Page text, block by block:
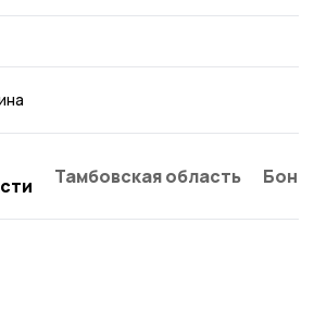
Тамбовская область